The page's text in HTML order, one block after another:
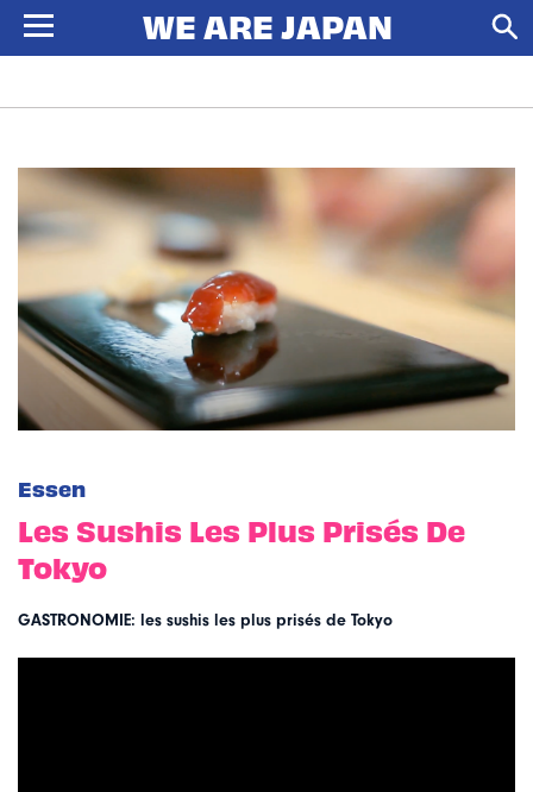
Essen
Les Sushis Les Plus Prisés De
Tokyo
GASTRONOMIE: les sushis les plus prisés de Tokyo